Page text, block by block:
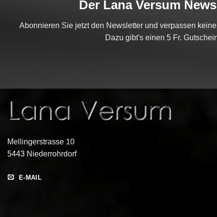
Der Lana Versum
Abonnieren Sie jetzt den Newsletter und verpassen
Dazu gibt's einen 5 Fr.
Mellingerstrasse 10
5443 Niederrohrdorf
E-MAIL